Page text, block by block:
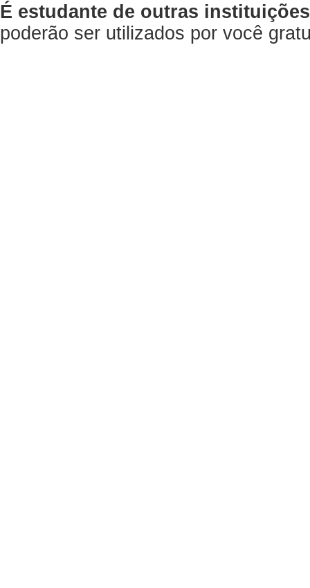
É estudante de outras
poderão ser utilizados por você